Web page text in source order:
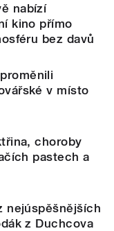
nabízí
kino přímo
bez davů
v místo
choroby
pastech a
nejúspěšnějších
z Duchcova